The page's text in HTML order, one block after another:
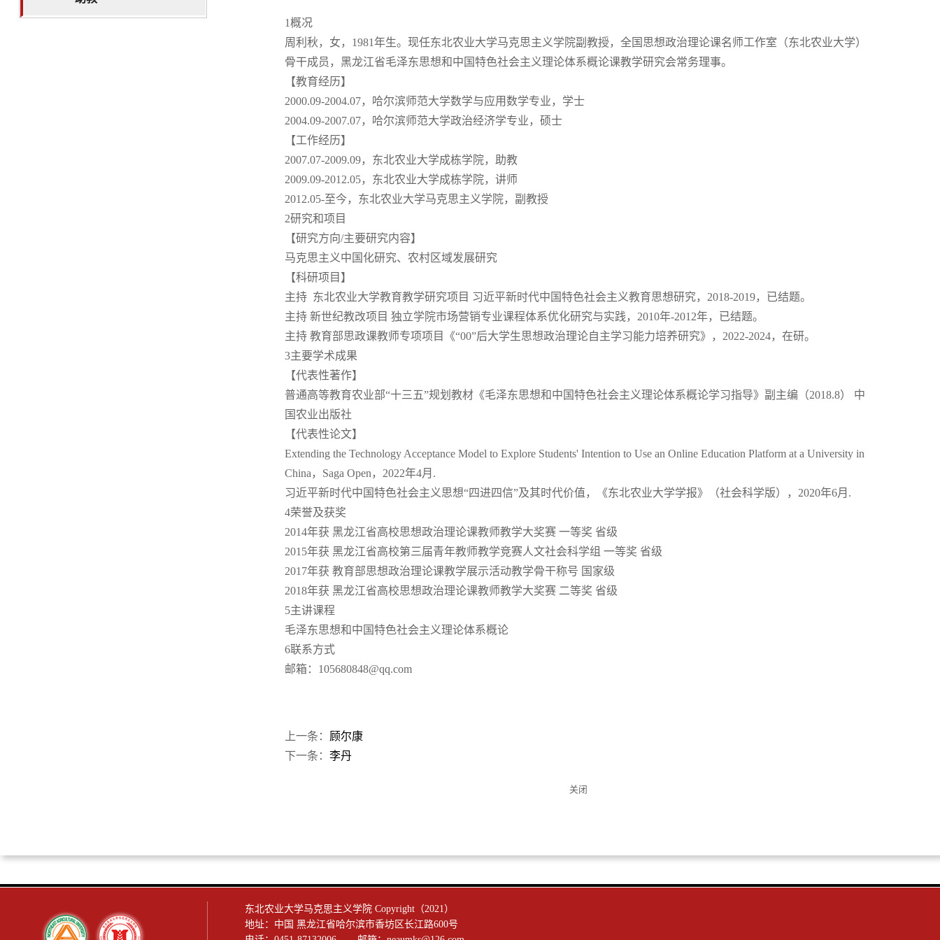
1概况
周利秋，女，1981年生。现任东北农业大学马克思主义学院副教授，全国思想政治理论课名师工作室（东北农业大学）
骨干成员，黑龙江省毛泽东思想和中国特色社会主义理论体系概论课教学研究会常务理事。
【教育经历】
2000.09-2004.07，哈尔滨师范大学数学与应用数学专业，学士
2004.09-2007.07，哈尔滨师范大学政治经济学专业，硕士
【工作经历】
2007.07-2009.09，东北农业大学成栋学院，助教
2009.09-2012.05，东北农业大学成栋学院，讲师
2012.05-至今，东北农业大学马克思主义学院，副教授
2研究和项目
【研究方向/主要研究内容】
马克思主义中国化研究、农村区域发展研究
【科研项目】
主持 东北农业大学教育教学研究项目 习近平新时代中国特色社会主义教育思想研究，2018-2019，已结题。
主持 新世纪教改项目 独立学院市场营销专业课程体系优化研究与实践，2010年-2012年，已结题。
主持 教育部思政课教师专项项目《“00”后大学生思想政治理论自主学习能力培养研究》，2022-2024，在研。
3主要学术成果
【代表性著作】
普通高等教育农业部“十三五”规划教材《毛泽东思想和中国特色社会主义理论体系概论学习指导》副主编（2018.8） 中
国农业出版社
【代表性论文】
Extending the Technology Acceptance Model to Explore Students' Intention to Use an Online Education Platform at a University in
China，Saga Open，2022年4月.
习近平新时代中国特色社会主义思想“四进四信”及其时代价值，《东北农业大学学报》（社会科学版），2020年6月.
4荣誉及获奖
2014年获 黑龙江省高校思想政治理论课教师教学大奖赛 一等奖 省级
2015年获 黑龙江省高校第三届青年教师教学竞赛人文社会科学组 一等奖 省级
2017年获 教育部思想政治理论课教学展示活动教学骨干称号 国家级
2018年获 黑龙江省高校思想政治理论课教师教学大奖赛 二等奖 省级
5主讲课程
毛泽东思想和中国特色社会主义理论体系概论
6联系方式
邮箱：105680848@qq.com
上一条： 顾尔康
下一条：李丹
关闭
东北农业大学马克思主义学院 Copyright（2021）
地址：中国 黑龙江省哈尔滨市香坊区长江路600号